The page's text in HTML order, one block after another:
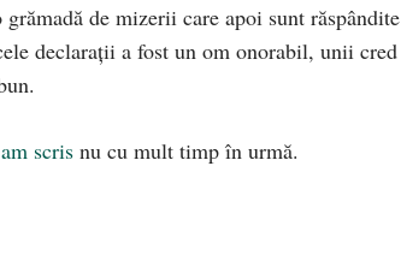
de mizerii care apoi sunt răspândite
declarații a fost un om onorabil, unii cred
scris nu cu mult timp în urmă.